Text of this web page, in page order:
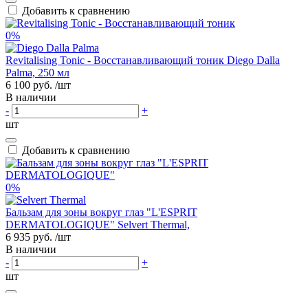
Добавить к сравнению
0%
Revitalising Tonic - Восстанавливающий тоник Diego Dalla
Palma, 250 мл
6 100 руб. /шт
В наличии
-
+
шт
Добавить к сравнению
0%
Бальзам для зоны вокруг глаз "L'ESPRIT
DERMATOLOGIQUE" Selvert Thermal,
6 935 руб. /шт
В наличии
-
+
шт